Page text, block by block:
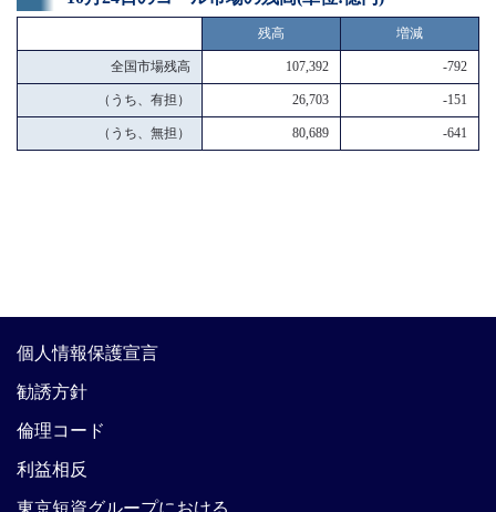
残高 増減
全国市場残高 107,392 -792
（うち、有担） 26,703 -151
（うち、無担） 80,689 -641
個人情報保護宣言
勧誘方針
倫理コード
利益相反
東京短資グループにおける